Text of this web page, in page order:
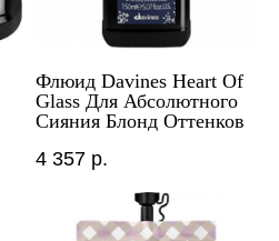
Флюид Davines Heart Of
Glass Для Абсолютного
Сияния Блонд Оттенков
4 357 р.